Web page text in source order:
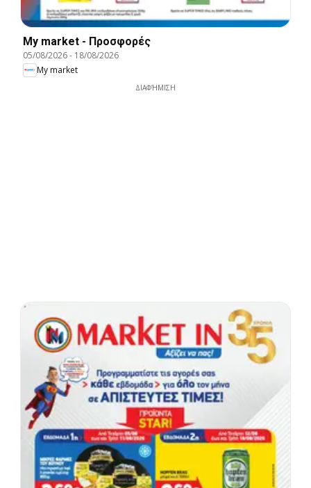
My market - Προσφορές
05/08/2026- 18/08/2026
My market
ΔΙΑΦΉΜΙΣΗ